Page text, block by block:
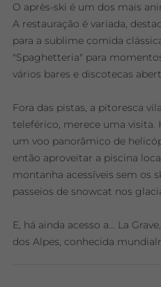
O après-ski é um dos mais
A restauração é variada,
para a sublime comida
"Spaghetteria" para
vários bares e discotecas
Fora das pistas, a pitoresca
teleférico, merece uma visita.
um voo panorâmico de
então aproveitar a piscina
montanha acessíveis sem os
passeios de snowcat nos
E, há ainda acesso a... La
dos Alpes, conhecida